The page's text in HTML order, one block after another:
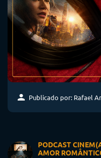
Publicado por: Rafael
PODCAST
AMOR